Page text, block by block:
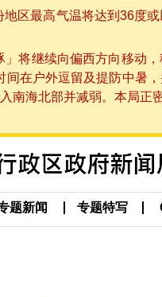
区最高气温将达到36度
将继续向偏西方向移动
在户外逗留及提防中暑
南海北部并减弱。本局
题新闻 专题特写